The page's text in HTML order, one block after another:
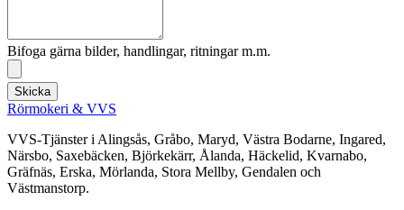
Bifoga gärna bilder, handlingar, ritningar m.m.
Skicka
Rörmokeri & VVS
VVS-Tjänster i Alingsås, Gråbo, Maryd, Västra Bodarne, Ingared,
Närsbo, Saxebäcken, Björkekärr, Ålanda, Häckelid, Kvarnabo,
Gräfnäs, Erska, Mörlanda, Stora Mellby, Gendalen och
Västmanstorp.